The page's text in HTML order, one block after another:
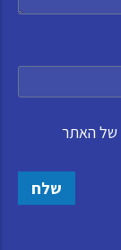
של האתר
שלח